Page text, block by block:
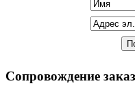
Сопровождение